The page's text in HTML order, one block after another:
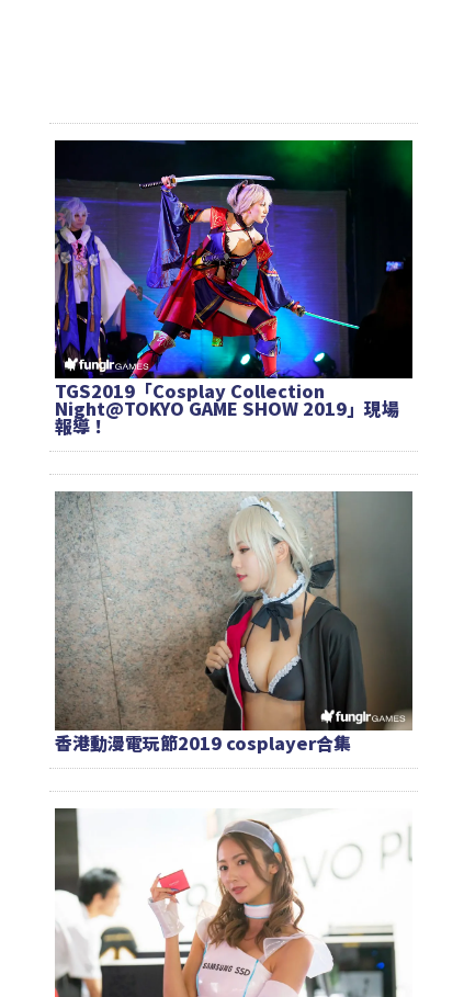
TGS2019「Cosplay Collection
Night@TOKYO GAME SHOW 2019」現場
報導！
香港動漫電玩節2019 cosplayer合集